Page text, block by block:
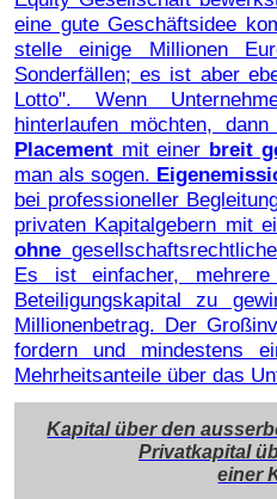
eine gute Geschäftsidee
stelle einige Millionen
Sonderfällen; es ist aber
Lotto". Wenn
hinterlaufen möchten,
Placement mit einer breit
man als sogen.
bei professioneller
privaten Kapitalgebern mit
ohne
Es ist einfacher,
Beteiligungskapital zu
Millionenbetrag. Der
fordern und mindestens
Mehrheitsanteile über das
Kapital über den
Privatkapital
einer